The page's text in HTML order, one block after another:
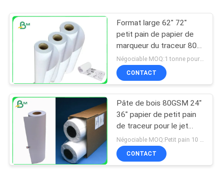
Format large 62" 72"
petit pain de papier de
marqueur du traceur 80gr
pour la coupe de
vêtement
Négociable MOQ:1 tonne pour la taille commune et 10 tonnes pour la taille spéciale
CONTACT
Pâte de bois 80GSM 24"
36" papier de petit pain
de traceur pour le jet
d'encre et l'industrie de
Pringting
Négociable MOQ:Petit pain 10 pour la taille standard
CONTACT